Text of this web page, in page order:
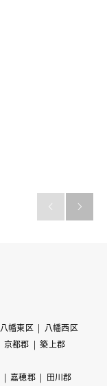
 
八幡東区
八幡西区
京都郡
築上郡
嘉穂郡
田川郡